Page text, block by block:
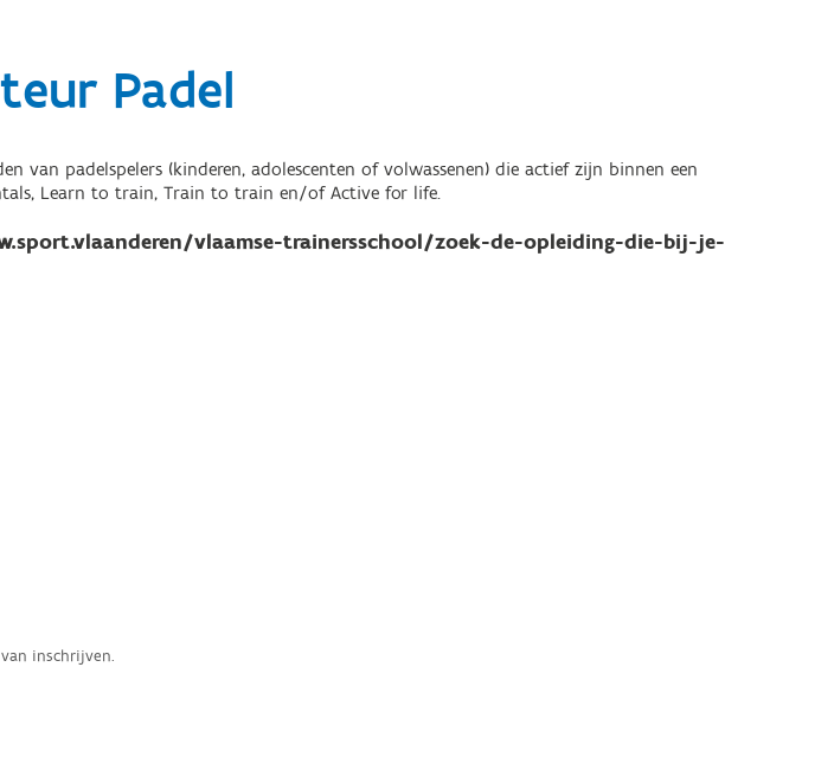
Padel
van padelspelers (kinderen, adolescenten of volwassenen) die actief zijn binnen een
Learn to train, Train to train en/of Active for life.
vlaamse-trainersschool/zoek-de-opleiding-die-bij-je-
inschrijven.